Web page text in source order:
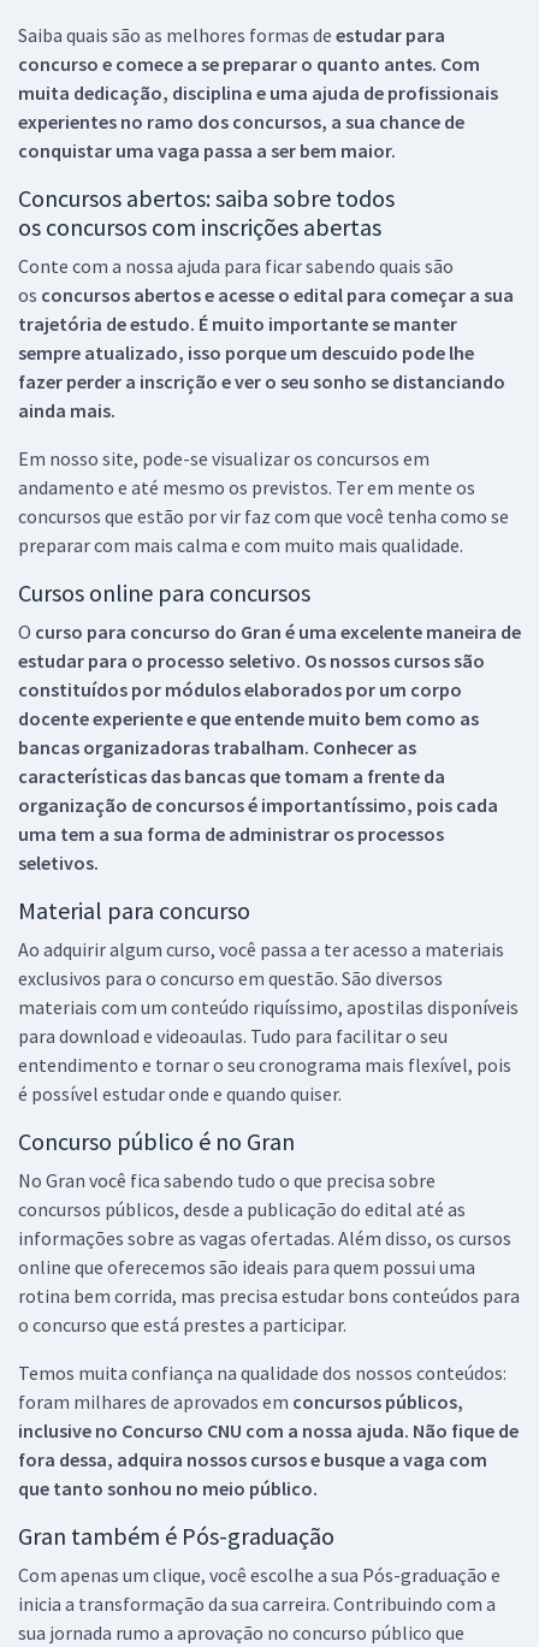
Saiba quais são as melhores formas de estudar para
concurso e comece a se preparar o quanto antes. Com
muita dedicação, disciplina e uma ajuda de profissionais
experientes no ramo dos concursos, a sua chance de
conquistar uma vaga passa a ser bem maior.
Concursos abertos: saiba sobre todos
os concursos com inscrições abertas
Conte com a nossa ajuda para ficar sabendo quais são
os concursos abertos e acesse o edital para começar a sua
trajetória de estudo. É muito importante se manter
sempre atualizado, isso porque um descuido pode lhe
fazer perder a inscrição e ver o seu sonho se distanciando
ainda mais.
Em nosso site, pode-se visualizar os concursos em
andamento e até mesmo os previstos. Ter em mente os
concursos que estão por vir faz com que você tenha como se
preparar com mais calma e com muito mais qualidade.
Cursos online para concursos
O curso para concurso do Gran é uma excelente maneira de
estudar para o processo seletivo. Os nossos cursos são
constituídos por módulos elaborados por um corpo
docente experiente e que entende muito bem como as
bancas organizadoras trabalham. Conhecer as
características das bancas que tomam a frente da
organização de concursos é importantíssimo, pois cada
uma tem a sua forma de administrar os processos
seletivos.
Material para concurso
Ao adquirir algum curso, você passa a ter acesso a materiais
exclusivos para o concurso em questão. São diversos
materiais com um conteúdo riquíssimo, apostilas disponíveis
para download e videoaulas. Tudo para facilitar o seu
entendimento e tornar o seu cronograma mais flexível, pois
é possível estudar onde e quando quiser.
Concurso público é no Gran
No Gran você fica sabendo tudo o que precisa sobre
concursos públicos, desde a publicação do edital até as
informações sobre as vagas ofertadas. Além disso, os cursos
online que oferecemos são ideais para quem possui uma
rotina bem corrida, mas precisa estudar bons conteúdos para
o concurso que está prestes a participar.
Temos muita confiança na qualidade dos nossos conteúdos:
foram milhares de aprovados em concursos públicos,
inclusive no Concurso CNU com a nossa ajuda. Não fique de
fora dessa, adquira nossos cursos e busque a vaga com
que tanto sonhou no meio público.
Gran também é Pós-graduação
Com apenas um clique, você escolhe a sua Pós-graduação e
inicia a transformação da sua carreira. Contribuindo com a
sua jornada rumo a aprovação no concurso público que